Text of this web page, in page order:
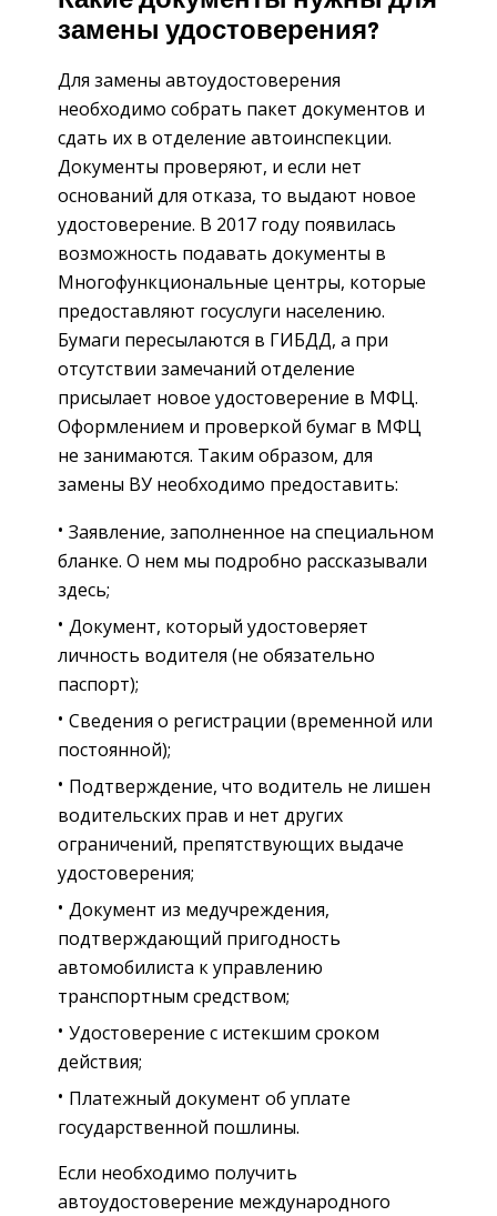
замены удостоверения?
Для замены автоудостоверения
необходимо собрать пакет документов и
сдать их в отделение автоинспекции.
Документы проверяют, и если нет
оснований для отказа, то выдают новое
удостоверение. В 2017 году появилась
возможность подавать документы в
Многофункциональные центры, которые
предоставляют госуслуги населению.
Бумаги пересылаются в ГИБДД, а при
отсутствии замечаний отделение
присылает новое удостоверение в МФЦ.
Оформлением и проверкой бумаг в МФЦ
не занимаются. Таким образом, для
замены ВУ необходимо предоставить:
Заявление, заполненное на специальном
бланке. О нем мы подробно рассказывали
здесь;
Документ, который удостоверяет
личность водителя (не обязательно
паспорт);
Сведения о регистрации (временной или
постоянной);
Подтверждение, что водитель не лишен
водительских прав и нет других
ограничений, препятствующих выдаче
удостоверения;
Документ из медучреждения,
подтверждающий пригодность
автомобилиста к управлению
транспортным средством;
Удостоверение с истекшим сроком
действия;
Платежный документ об уплате
государственной пошлины.
Если необходимо получить
автоудостоверение международного